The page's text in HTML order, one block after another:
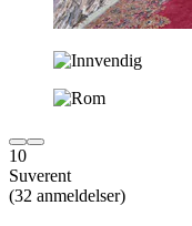
10
Suverent
(32 anmeldelser)